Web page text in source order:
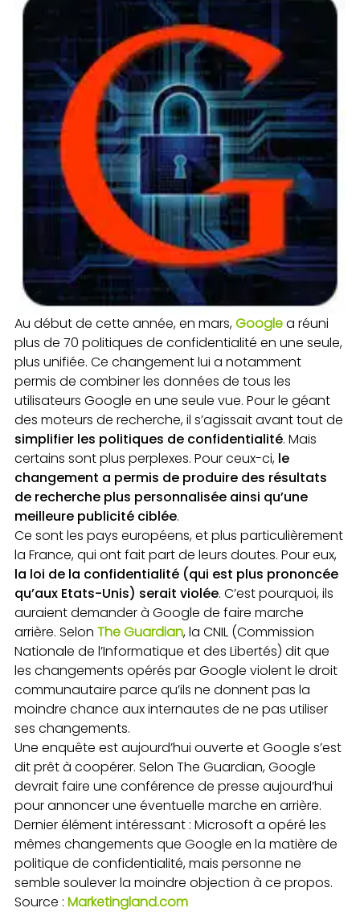
Au début de cette année, en mars,Googlea réuni
plus de 70 politiques de confidentialité en une seule,
plus unifiée. Ce changement lui a notamment
permis de combiner les données de tous les
utilisateurs Google en une seule vue. Pour le géant
des moteurs de recherche, il s’agissait avant tout de
simplifier les politiques de confidentialité. Mais
certains sont plus perplexes. Pour ceux-ci, le
changement a permis de produire des résultats
de recherche plus personnalisée ainsi qu’une
meilleure publicité ciblée.
Ce sont les pays européens, et plus particulièrement
la France, qui ont fait part de leurs doutes. Pour eux,
la loi de la confidentialité (qui est plus prononcée
qu’aux Etats-Unis) serait violée. C’est pourquoi, ils
auraient demander à Google de faire marche
arrière. Selon The Guardian, la CNIL (Commission
Nationale de l’Informatique et des Libertés) dit que
les changements opérés par Google violent le droit
communautaire parce qu’ils ne donnent pas la
moindre chance aux internautes de ne pas utiliser
ses changements.
Une enquête est aujourd’hui ouverte et Google s’est
dit prêt à coopérer. Selon The Guardian, Google
devrait faire une conférence de presse aujourd’hui
pour annoncer une éventuelle marche en arrière.
Dernier élément intéressant : Microsoft a opéré les
mêmes changements que Google en la matière de
politique de confidentialité, mais personne ne
semble soulever la moindre objection à ce propos.
Source : Marketingland.com